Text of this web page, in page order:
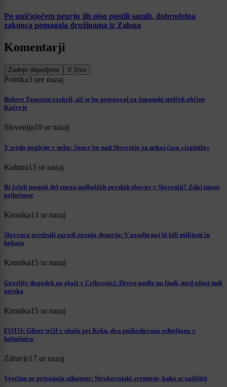
Po uničujočem neurju jih niso pustili samih, dobrodelna
zakonca pomagala družinama iz Zaloga
Komentarji
Zadnje objavljeno V živo
Politika3 ure nazaj
Robert Tomazin razkril, ali se bo potegoval za županski stolček občine
Kočevje
Slovenija10 ur nazaj
V sredo poglejte v nebo: Sonce bo nad Slovenijo za nekaj časa »izginilo«
Kultura13 ur nazaj
Bi želeli postati del enega najboljših pevskih zborov v Sloveniji? Zdaj imate
priložnost
Kronika13 ur nazaj
Slovenca aretirali zaradi pranja denarja: V ozadju naj bi bili milijoni in
kokain
Kronika15 ur nazaj
Grozljiv dogodek na plaži v Crikvenici: Drevo padlo na ljudi, med njimi tudi
otroka
Kronika15 ur nazaj
FOTO: Gliser trčil v obalo pri Krku, dva poškodovana odpeljana v
bolnišnico
Zdravje17 ur nazaj
Vročina ne prizanaša nikomur: Strokovnjaki svetujejo, kako se zaščititi